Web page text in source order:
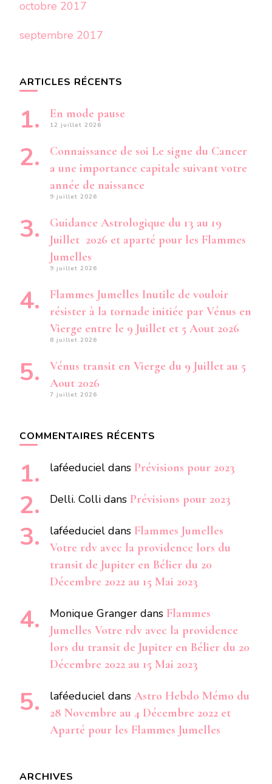
octobre 2017
septembre 2017
ARTICLES RÉCENTS
En mode pause
12 juillet 2026
Connaissance de soi Le signe du Cancer
a une importance capitale suivant votre
année de naissance
9 juillet 2026
Guidance Astrologique du 13 au 19
Juillet 2026 et aparté pour les Flammes
Jumelles
9 juillet 2026
Flammes Jumelles Inutile de vouloir
résister à la tornade initiée par Vénus en
Vierge entre le 9 Juillet et 5 Aout 2026
8 juillet 2026
Vénus transit en Vierge du 9 Juillet au 5
Aout 2026
7 juillet 2026
COMMENTAIRES RÉCENTS
laféeduciel dans Prévisions pour 2023
Delli. Colli dans Prévisions pour 2023
laféeduciel dans Flammes Jumelles
Votre rdv avec la providence lors du
transit de Jupiter en Bélier du 20
Décembre 2022 au 15 Mai 2023
Monique Granger dans Flammes
Jumelles Votre rdv avec la providence
lors du transit de Jupiter en Bélier du 20
Décembre 2022 au 15 Mai 2023
laféeduciel dans Astro Hebdo Mémo du
28 Novembre au 4 Décembre 2022 et
Aparté pour les Flammes Jumelles
ARCHIVES